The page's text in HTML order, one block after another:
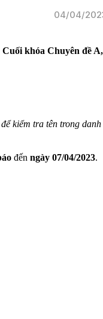
04/04/
khóa Chuyên đề A,
kiểm tra tên trong danh
đến ngày 07/04/2023.